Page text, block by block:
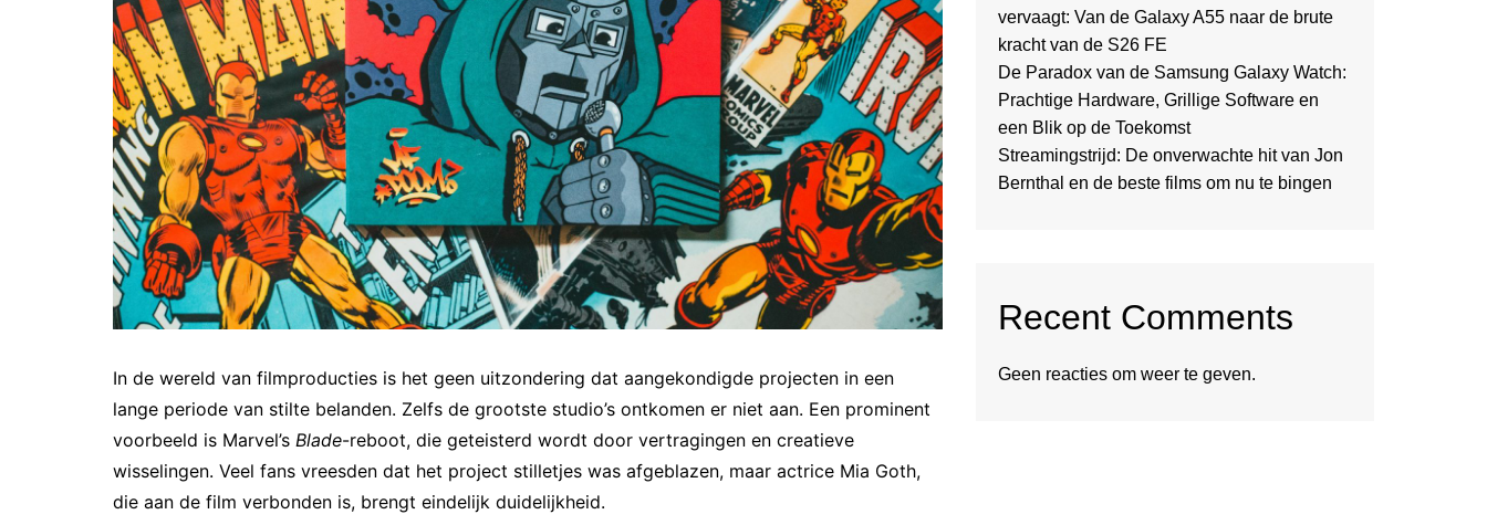
In de wereld van filmproducties is het geen uitzondering dat aangekondigde projecten in een
lange periode van stilte belanden. Zelfs de grootste studio’s ontkomen er niet aan. Een prominent
voorbeeld is Marvel’s Blade-reboot, die geteisterd wordt door vertragingen en creatieve
wisselingen. Veel fans vreesden dat het project stilletjes was afgeblazen, maar actrice Mia Goth,
die aan de film verbonden is, brengt eindelijk duidelijkheid.
vervaagt: Van de Galaxy A55 naar de brute
kracht van de S26 FE
De Paradox van de Samsung Galaxy Watch:
Prachtige Hardware, Grillige Software en
een Blik op de Toekomst
Streamingstrijd: De onverwachte hit van Jon
Bernthal en de beste films om nu te bingen
Recent Comments
Geen reacties om weer te geven.